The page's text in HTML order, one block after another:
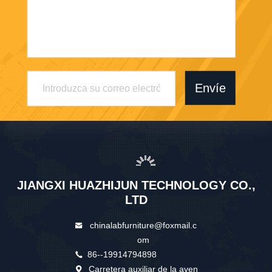
Envíe
JIANGXI HUAZHIJUN TECHNOLOGY CO.,
LTD
chinalabfurniture@foxmail.c
om
86--19914794898
Carretera auxiliar de la aven